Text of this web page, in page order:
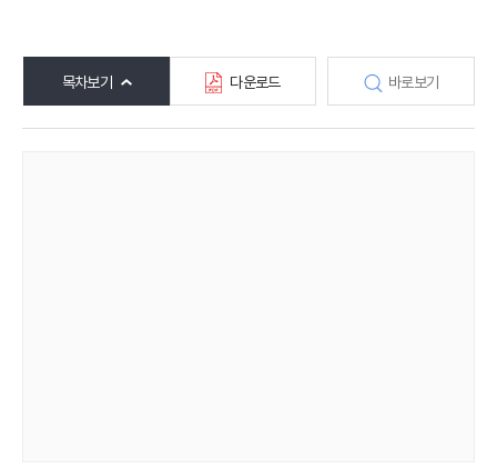
목차보기 다운로드 바로보기